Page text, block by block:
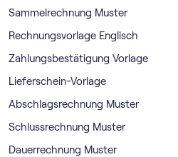
Sammelrechnung Muster
Rechnungsvorlage Englisch
Zahlungsbestätigung Vorlage
Lieferschein-Vorlage
Abschlagsrechnung Muster
Schlussrechnung Muster
Dauerrechnung Muster